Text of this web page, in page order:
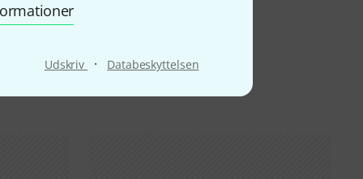
Udskriv · Databeskyttelsen